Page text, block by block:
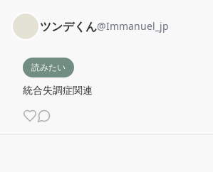
ツンデくん@Immanuel_jp
読みたい
統合失調症関連